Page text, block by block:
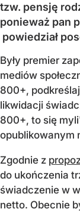
tzw. pensję
ponieważ pan
powiedział
Były premier
mediów
800+,
likwidacji
800+, to się
opublikowanym
Zgodnie z
do ukończenia
świadczenie w
netto. Obecnie